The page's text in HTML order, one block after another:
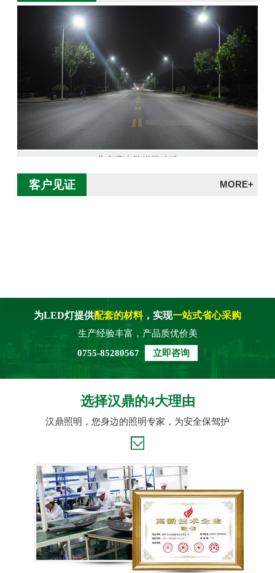
北京燕东路道路改造
客户见证 MORE+
为LED灯提供配套的材料，实现一站式省心采购
生产经验丰富，产品质优价美
0755-85280567
立即咨询
选择汉鼎的4大理由
汉鼎照明，您身边的照明专家，为安全保驾护